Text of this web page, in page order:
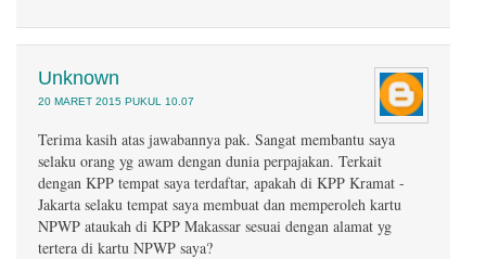
Unknown
20 MARET 2015 PUKUL 10.07
Terima kasih atas jawabannya pak. Sangat membantu saya
selaku orang yg awam dengan dunia perpajakan. Terkait
dengan KPP tempat saya terdaftar, apakah di KPP Kramat -
Jakarta selaku tempat saya membuat dan memperoleh kartu
NPWP ataukah di KPP Makassar sesuai dengan alamat yg
tertera di kartu NPWP saya?